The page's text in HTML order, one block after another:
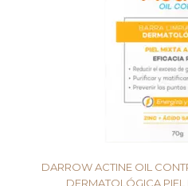
DARROW ACTINE OIL
DERMATOLÓGICA